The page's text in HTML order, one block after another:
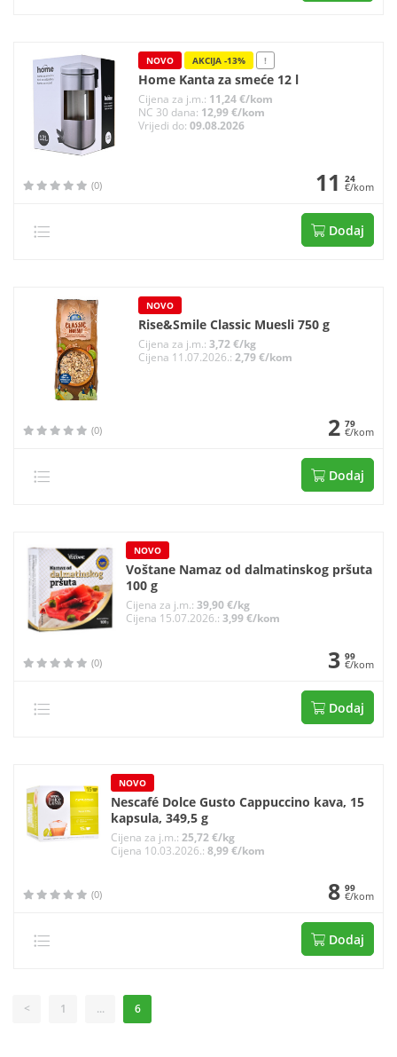
NOVO AKCIJA -13% !
Home Kanta za smeće 12 l
Cijena za j.m.: 11,24 €/kom
NC 30 dana: 12,99 €/kom
Vrijedi do: 09.08.2026
(0) 11 24
€/kom
Dodaj
NOVO
Rise&Smile Classic Muesli 750 g
Cijena za j.m.: 3,72 €/kg
Cijena 11.07.2026.: 2,79 €/kom
(0) 2 79
€/kom
Dodaj
NOVO
Voštane Namaz od dalmatinskog pršuta
100 g
Cijena za j.m.: 39,90 €/kg
Cijena 15.07.2026.: 3,99 €/kom
(0) 3 99
€/kom
Dodaj
NOVO
Nescafé Dolce Gusto Cappuccino kava, 15
kapsula, 349,5 g
Cijena za j.m.:25,72 €/kg
Cijena 10.03.2026.:8,99 €/kom
(0) 8 99
€/kom
Dodaj
< 1 ... 6